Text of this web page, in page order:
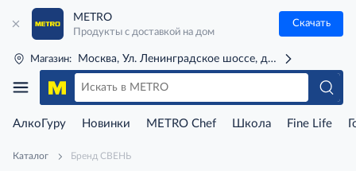
METRO
Продукты с доставкой на дом
Скачать
Магазин: Москва, Ул. Ленинградское шоссе, д. 71Г (м. Речной
АлкоГуру Новинки METRO Chef Школа Fine Life
Каталог Бренд СВЕНЬ